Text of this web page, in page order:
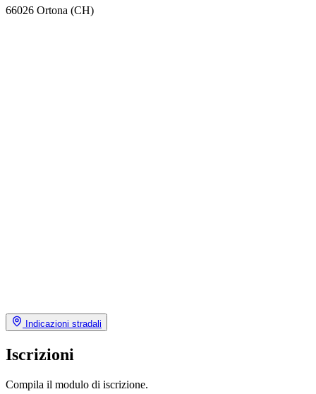
66026 Ortona (CH)
Indicazioni stradali
Iscrizioni
Compila il modulo di iscrizione.